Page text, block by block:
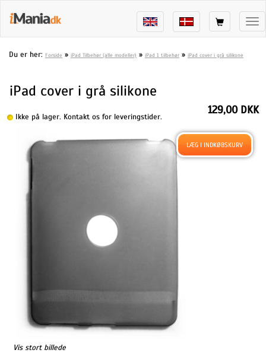
Du er her: Forside » iPad Tilbehør (alle modeller) » iPad 1 tilbehør » iPad cover i grå silikone
iPad cover i grå silikone
Ikke på lager. Kontakt os for leveringstider.
Vis stort billede
129,00 DKK